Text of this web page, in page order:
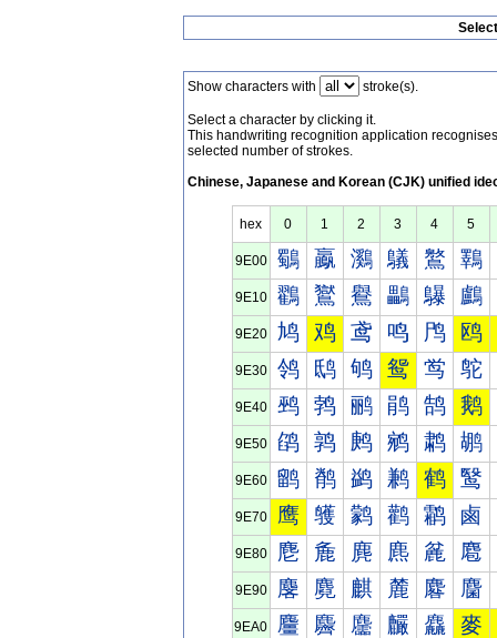
Show characters with stroke(s).
Select a character by clicking it.
This handwriting recognition application
selected number of strokes.
Chinese, Japanese and Korean (CJK) unified
hex 0 1 2 3 4 5
9E00 鸀 鸁 鸂 鸃 鸄 鸅
9E10 鸐 鸑 鸒 鸓 鸔 鸕
9E20 鸠 鸡 鸢 鸣 鸤 鸥
9E30 鸰 鸱 鸲 鸳 鸴 鸵
9E40 鹀 鹁 鹂 鹃 鹄 鹅
9E50 鹐 鹑 鹒 鹓 鹔 鹕
9E60 鹠 鹡 鹢 鹣 鹤 鹥
9E70 鹰 鹱 鹲 鹳 鹴 鹵
9E80 麀 麁 麂 麃 麄 麅
9E90 麐 麑 麒 麓 麔 麕
9EA0 麠 麡 麢 麣 麤 麥